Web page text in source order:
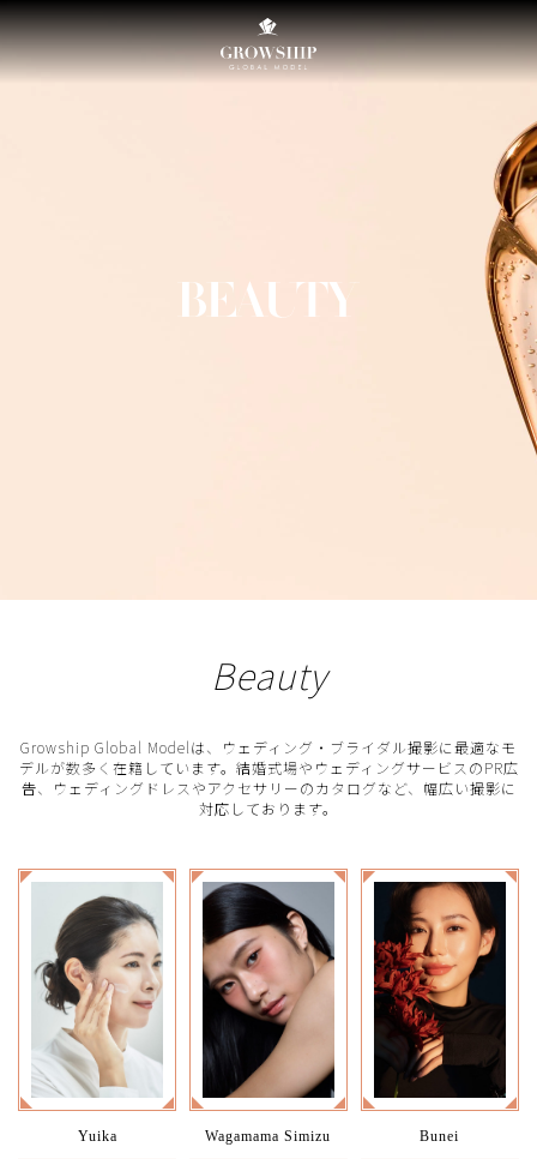
Beauty
Growship Global Modelは、ウェディング・ブライダル撮影に最適なモ
デルが数多く在籍しています。結婚式場やウェディングサービスのPR広
告、ウェディングドレスやアクセサリーのカタログなど、幅広い撮影に
対応しております。
Yuika Wagamama Simizu Bunei